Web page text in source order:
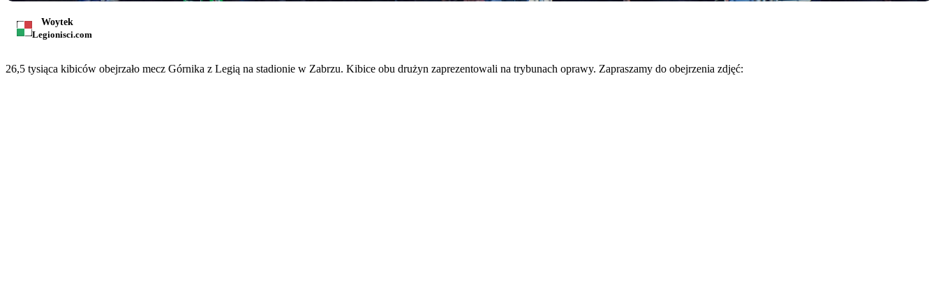
Woytek
Legionisci.com
26,5 tysiąca kibiców obejrzało mecz Górnika z Legią na stadionie w Zabrzu. Kibice obu drużyn zaprezentowali na trybunach oprawy. Zapraszamy do obejrzenia zdjęć: